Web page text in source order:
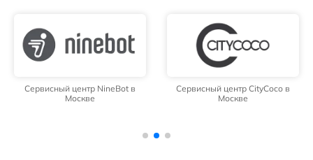
Сервисный центр NineBot в
Москве
Сервисный центр CityCoco в
Москве